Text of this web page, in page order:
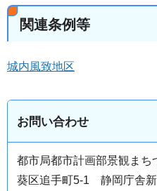
関連条例等
城内風致地区
お問い合わせ
都市局都市計画部景観まち
葵区追手町5-1 静岡庁舎